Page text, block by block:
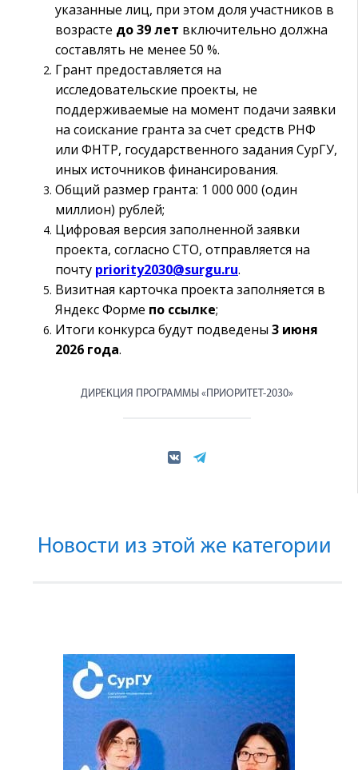
указанные лиц, при этом доля участников в
возрасте до 39 лет включительно должна
составлять не менее 50 %.
Грант предоставляется на
исследовательские проекты, не
поддерживаемые на момент подачи заявки
на соискание гранта за счет средств РНФ
или ФНТР, государственного задания СурГУ,
иных источников финансирования.
Общий размер гранта: 1 000 000 (один
миллион) рублей;
Цифровая версия заполненной заявки
проекта, согласно СТО, отправляется на
почту priority2030@surgu.ru.
Визитная карточка проекта заполняется в
Яндекс Форме по ссылке;
Итоги конкурса будут подведены 3 июня
2026 года.
ДИРЕКЦИЯ ПРОГРАММЫ «ПРИОРИТЕТ-2030»
Новости из этой же категории